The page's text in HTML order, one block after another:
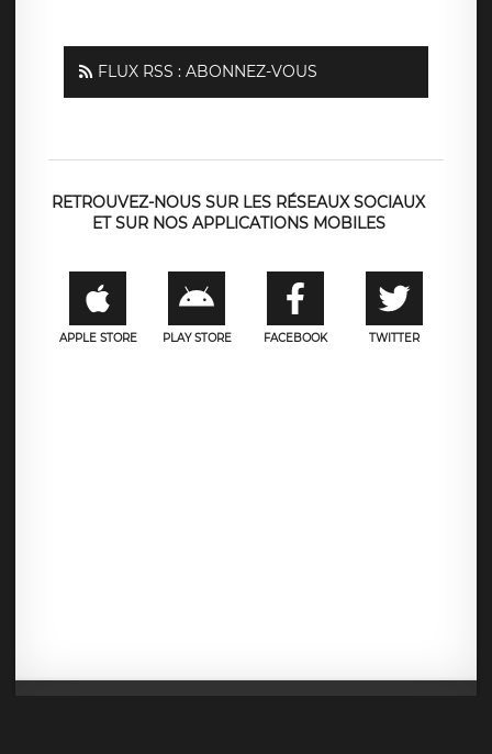
FLUX RSS : ABONNEZ-VOUS
RETROUVEZ-NOUS SUR LES RÉSEAUX SOCIAUX
ET SUR NOS APPLICATIONS MOBILES
APPLE STORE PLAY STORE FACEBOOK TWITTER